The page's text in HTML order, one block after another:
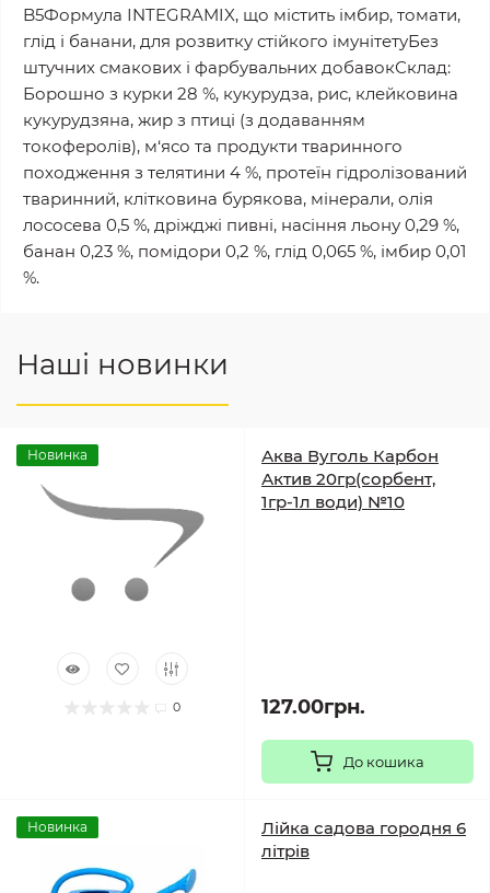
B5Формула ІNTEGRAMIX, що містить імбир, томати,
глід і банани, для розвитку стійкого імунітетуБез
штучних смакових і фарбувальних добавокСклад:
Борошно з курки 28 %, кукурудза, рис, клейковина
кукурудзяна, жир з птиці (з додаванням
токоферолів), м‘ясо та продукти тваринного
походження з телятини 4 %, протеїн гідролізований
тваринний, клітковина бурякова, мінерали, олія
лососева 0,5 %, дріжджі пивні, насіння льону 0,29 %,
банан 0,23 %, помідори 0,2 %, глід 0,065 %, імбир 0,01
%.
Наші новинки
Новинка
0
Аква Вуголь Карбон
Актив 20гр(сорбент,
1гр-1л води) №10
127.00грн.
До кошика
Новинка
Лійка садова городня 6
літрів